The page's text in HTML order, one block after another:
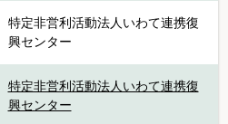
特定非営利活動法人いわて連携復
興センター
特定非営利活動法人いわて連携復
興センター